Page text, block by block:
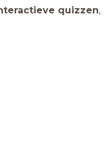
quizzen,